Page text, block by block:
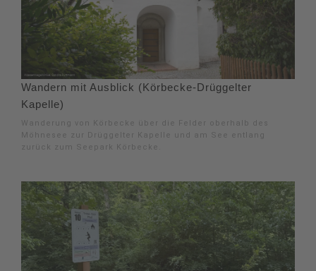
Wandern mit Ausblick (Körbecke-Drüggelter
Kapelle)
Wanderung von Körbecke über die Felder oberhalb des
Möhnesee zur Drüggelter Kapelle und am See entlang
zurück zum Seepark Körbecke.